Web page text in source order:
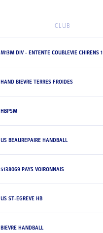
CLUB
M13M DIV - ENTENTE COUBLEVIE CHIRENS 1
HAND BIEVRE TERRES FROIDES
HBPSM
US BEAUREPAIRE HANDBALL
5138069 PAYS VOIRONNAIS
US ST-EGREVE HB
BIEVRE HANDBALL